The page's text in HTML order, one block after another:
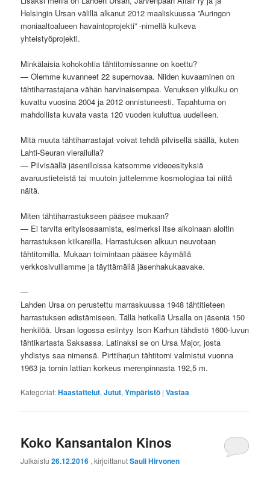
Helsingin Ursan välillä alkanut 2012 maaliskuussa ”Auringon
moniaaltoalueen havaintoprojekti” -nimellä kulkeva
yhteistyöprojekti.
Minkälaisia kohokohtia tähtitornissanne on koettu?
— Olemme kuvanneet 22 supernovaa. Niiden kuvaaminen on
tähtiharrastajana vähän harvinaisempaa. Venuksen ylikulku on
kuvattu vuosina 2004 ja 2012 onnistuneesti. Tapahtuma on
mahdollista kuvata vasta 120 vuoden kuluttua uudelleen.
Mitä muuta tähtiharrastajat voivat tehdä pilvisellä säällä, kuten
Lahti-Seuran vierailulla?
— Pilvisäällä jäsenilloissa katsomme videoesityksiä
avaruustieteistä tai muutoin juttelemme kosmologiaa tai niitä
näitä.
Miten tähtiharrastukseen pääsee mukaan?
— Ei tarvita erityisosaamista, esimerksi itse aikoinaan aloitin
harrastuksen kiikareilla. Harrastuksen alkuun neuvotaan
tähtitornilla. Mukaan toimintaan pääsee käymällä
verkkosivuillamme ja täyttämällä jäsenhakukaavake.
—
Lahden Ursa on perustettu marraskuussa 1948 tähtitieteen
harrastuksen edistämiseen. Tällä hetkellä Ursalla on jäseniä 150
henkilöä. Ursan logossa esiintyy Ison Karhun tähdistö 1600-luvun
tähtikartasta Saksassa. Latinaksi se on Ursa Major, josta
yhdistys saa nimensä. Pirttiharjun tähtitorni valmistui vuonna
1963 ja tornin lattian korkeus merenpinnasta 192,5 m.
Kategoriat:Haastattelut,Jutut,Ympäristö |Vastaa
Koko Kansantalon Kinos
Julkaistu26.12.2016 , kirjoittanutSauli Hirvonen